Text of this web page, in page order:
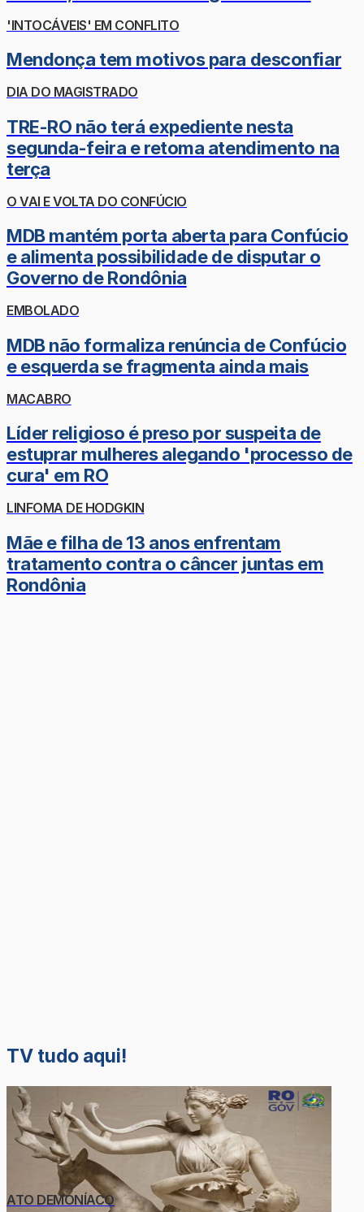
'INTOCÁVEIS' EM CONFLITO
Mendonça tem motivos para desconfiar
DIA DO MAGISTRADO
TRE-RO não terá expediente nesta
segunda-feira e retoma atendimento na
terça
O VAI E VOLTA DO CONFÚCIO
MDB mantém porta aberta para Confúcio
e alimenta possibilidade de disputar o
Governo de Rondônia
EMBOLADO
MDB não formaliza renúncia de Confúcio
e esquerda se fragmenta ainda mais
MACABRO
Líder religioso é preso por suspeita de
estuprar mulheres alegando 'processo de
cura' em RO
LINFOMA DE HODGKIN
Mãe e filha de 13 anos enfrentam
tratamento contra o câncer juntas em
Rondônia
TV tudo aqui!
ATO DEMONÍACO